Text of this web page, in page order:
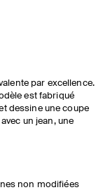
par excellence.
est fabriqué
dessine une coupe
un jean, une
non modifiées